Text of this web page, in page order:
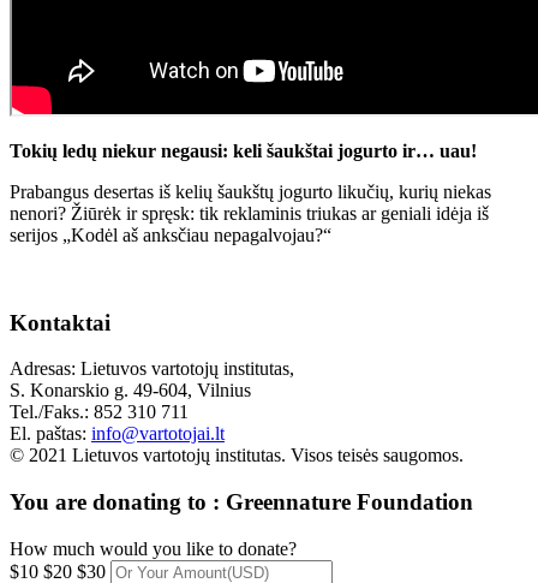
Tokių ledų niekur negausi: keli šaukštai jogurto ir… uau!
Prabangus desertas iš kelių šaukštų jogurto likučių, kurių niekas
nenori? Žiūrėk ir spręsk: tik reklaminis triukas ar geniali idėja iš
serijos „Kodėl aš anksčiau nepagalvojau?“
Kontaktai
Adresas: Lietuvos vartotojų institutas,
S. Konarskio g. 49-604, Vilnius
Tel./Faks.: 852 310 711
El. paštas: info@vartotojai.lt
© 2021 Lietuvos vartotojų institutas. Visos teisės saugomos.
You are donating to : Greennature Foundation
How much would you like to donate?
$10 $20 $30